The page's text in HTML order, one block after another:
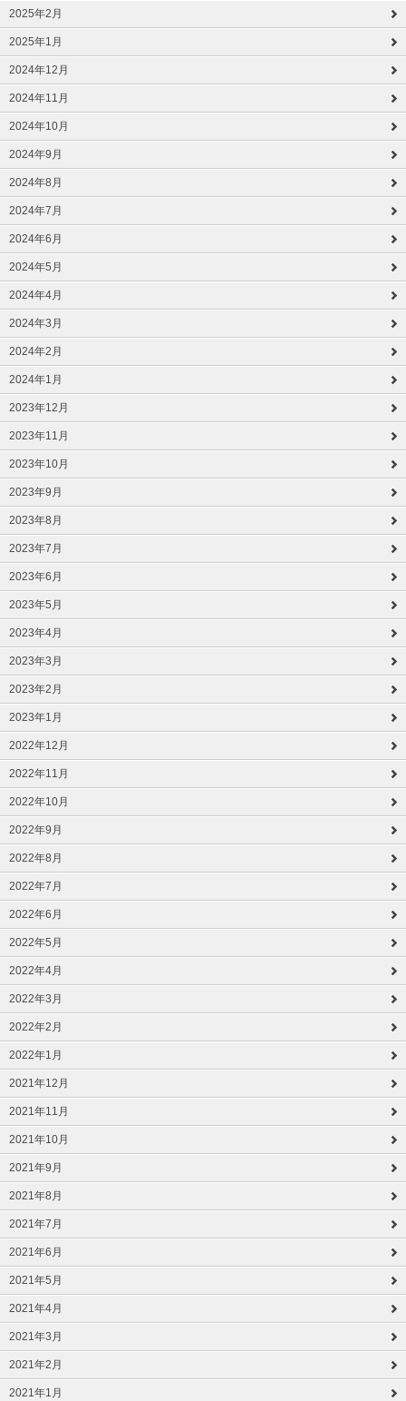
2025年2月
2025年1月
2024年12月
2024年11月
2024年10月
2024年9月
2024年8月
2024年7月
2024年6月
2024年5月
2024年4月
2024年3月
2024年2月
2024年1月
2023年12月
2023年11月
2023年10月
2023年9月
2023年8月
2023年7月
2023年6月
2023年5月
2023年4月
2023年3月
2023年2月
2023年1月
2022年12月
2022年11月
2022年10月
2022年9月
2022年8月
2022年7月
2022年6月
2022年5月
2022年4月
2022年3月
2022年2月
2022年1月
2021年12月
2021年11月
2021年10月
2021年9月
2021年8月
2021年7月
2021年6月
2021年5月
2021年4月
2021年3月
2021年2月
2021年1月